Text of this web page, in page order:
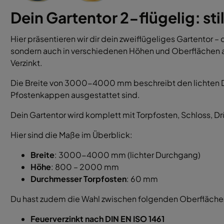
Dein Gartentor 2-flügelig:
Hier präsentieren wir dir dein zweiflügeliges Gartentor –
sondern auch in verschiedenen Höhen und Oberflächen
Verzinkt.
Die Breite von 3000-4000 mm beschreibt den lichten
Pfostenkappen ausgestattet sind.
Dein Gartentor wird komplett mit Torpfosten, Schloss,
Hier sind die Maße im Überblick:
Breite: 3000-4000 mm (lichter Durchgang)
Höhe: 800 – 2000 mm
Durchmesser Torpfosten: 60 mm
Du hast zudem die Wahl zwischen folgenden
Feuerverzinkt nach DIN EN ISO 1461